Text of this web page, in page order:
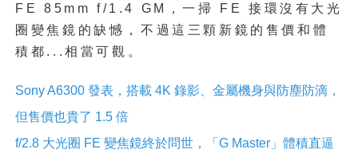
FE 85mm f/1.4 GM，一掃 FE 接環沒有大光
圈變焦鏡的缺憾，不過這三顆新鏡的售價和體
積都...相當可觀。
Sony A6300 發表，搭載 4K 錄影、金屬機身與防塵防滴，
但售價也貴了 1.5 倍
f/2.8 大光圈 FE 變焦鏡終於問世，「G Master」體積直逼